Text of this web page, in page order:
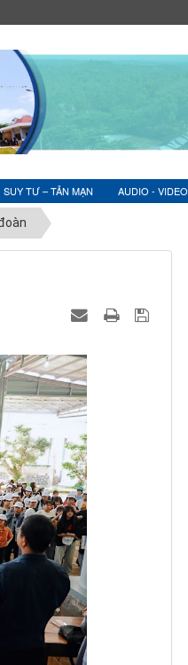
SUY TƯ – TẢN MẠN AUDIO - VIDEO